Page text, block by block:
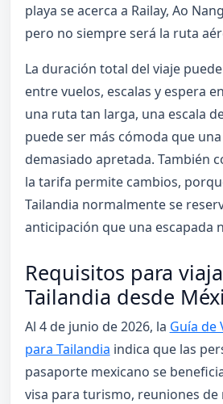
playa se acerca a Railay, Ao
pero no siempre será la ruta
La duración total del viaje
entre vuelos, escalas y espera
una ruta tan larga, una escala
puede ser más cómoda que
demasiado apretada. También
la tarifa permite cambios,
Tailandia normalmente se
anticipación que una escapada
Requisitos para
Tailandia desde
Al 4 de junio de 2026, la Guía de
para Tailandia indica que las
pasaporte mexicano se
visa para turismo, reuniones